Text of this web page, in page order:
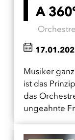
A
Musiker
ist das
das
ungeahnte